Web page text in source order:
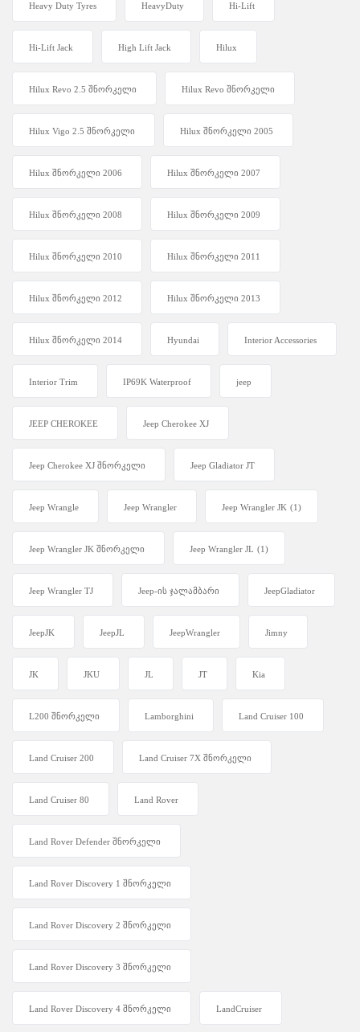
Heavy Duty Tyres HeavyDuty Hi-Lift
Hi-Lift Jack High Lift Jack Hilux
Hilux Revo 2.5 შნორკელი Hilux Revo შნორკელი
Hilux Vigo 2.5 შნორკელი Hilux შნორკელი 2005
Hilux შნორკელი 2006 Hilux შნორკელი 2007
Hilux შნორკელი 2008 Hilux შნორკელი 2009
Hilux შნორკელი 2010 Hilux შნორკელი 2011
Hilux შნორკელი 2012 Hilux შნორკელი 2013
Hilux შნორკელი 2014 Hyundai Interior Accessories
Interior Trim IP69K Waterproof jeep
JEEP CHEROKEE Jeep Cherokee XJ
Jeep Cherokee XJ შნორკელი Jeep Gladiator JT
Jeep Wrangle Jeep Wrangler Jeep Wrangler JK (1)
Jeep Wrangler JK შნორკელი Jeep Wrangler JL (1)
Jeep Wrangler TJ Jeep-ის ჯალამბარი JeepGladiator
JeepJK JeepJL JeepWrangler Jimny
JK JKU JL JT Kia
L200 შნორკელი Lamborghini Land Cruiser 100
Land Cruiser 200 Land Cruiser 7X შნორკელი
Land Cruiser 80 Land Rover
Land Rover Defender შნორკელი
Land Rover Discovery 1 შნორკელი
Land Rover Discovery 2 შნორკელი
Land Rover Discovery 3 შნორკელი
Land Rover Discovery 4 შნორკელი LandCruiser